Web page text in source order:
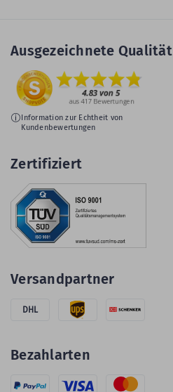
Ausgezeichnete Qualität
Information zur Echtheit von
Kundenbewertungen
Zertifiziert
Versandpartner
DHL
Bezahlarten